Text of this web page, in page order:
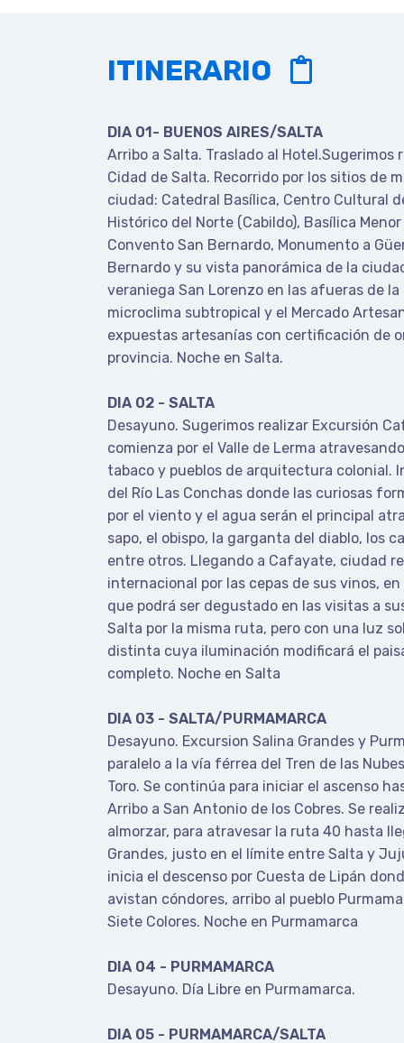
ITINERARIO
DIA 01- BUENOS AIRES/SALTA
Arribo a Salta. Traslado al Hotel.Sugerimos
Cidad de Salta. Recorrido por los sitios de
ciudad: Catedral Basílica, Centro Cultural
Histórico del Norte (Cabildo), Basílica
Convento San Bernardo, Monumento a
Bernardo y su vista panorámica de la
veraniega San Lorenzo en las afueras de
microclima subtropical y el Mercado
expuestas artesanías con certificación de
provincia. Noche en Salta.
DIA 02 - SALTA
Desayuno. Sugerimos realizar Excursión
comienza por el Valle de Lerma
tabaco y pueblos de arquitectura colonial.
del Río Las Conchas donde las curiosas
por el viento y el agua serán el principal
sapo, el obispo, la garganta del diablo, los
entre otros. Llegando a Cafayate, ciudad
internacional por las cepas de sus vinos,
que podrá ser degustado en las visitas a
Salta por la misma ruta, pero con una luz
distinta cuya iluminación modificará el
completo. Noche en Salta
DIA 03 - SALTA/PURMAMARCA
Desayuno. Excursion Salina Grandes y
paralelo a la vía férrea del Tren de las
Toro. Se continúa para iniciar el ascenso
Arribo a San Antonio de los Cobres. Se
almorzar, para atravesar la ruta 40 hasta
Grandes, justo en el límite entre Salta y
inicia el descenso por Cuesta de Lipán
avistan cóndores, arribo al pueblo
Siete Colores. Noche en Purmamarca
DIA 04 - PURMAMARCA
Desayuno. Día Libre en Purmamarca.
DIA 05 - PURMAMARCA/SALTA